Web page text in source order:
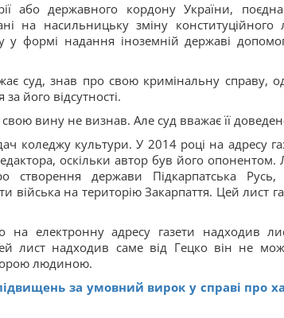
або державного кордону України,
на насильницьку зміну конституційного
формі надання іноземній державі
суд, знав про свою кримінальну справу,
його відсутності.
вину не визнав. Але суд вважає її
коледжу культури. У 2014 році на адресу
оскільки автор був його опонентом.
створення держави Підкарпатська
на територію Закарпаття. Цей лист
електронну адресу газети надходив
лист надходив саме від Гецко він не
людиною.
за умовний вирок у справі про